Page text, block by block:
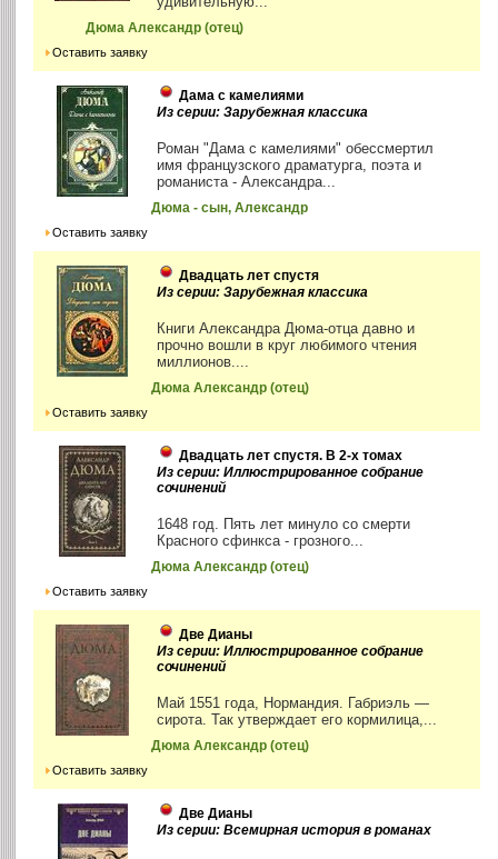
Дюма Александр (отец)
Оставить заявку
Дама с камелиями
Из серии: Зарубежная классика
Роман "Дама с камелиями" обессмертил
имя французского драматурга, поэта и
романиста - Александра...
Дюма - сын, Александр
Оставить заявку
Двадцать лет спустя
Из серии: Зарубежная классика
Книги Александра Дюма-отца давно и
прочно вошли в круг любимого чтения
миллионов....
Дюма Александр (отец)
Оставить заявку
Двадцать лет спустя. В 2-х томах
Из серии: Иллюстрированное собрание
сочинений
1648 год. Пять лет минуло со смерти
Красного сфинкса - грозного...
Дюма Александр (отец)
Оставить заявку
Две Дианы
Из серии: Иллюстрированное собрание
сочинений
Май 1551 года, Нормандия. Габриэль —
сирота. Так утверждает его кормилица,...
Дюма Александр (отец)
Оставить заявку
Две Дианы
Из серии: Всемирная история в романах